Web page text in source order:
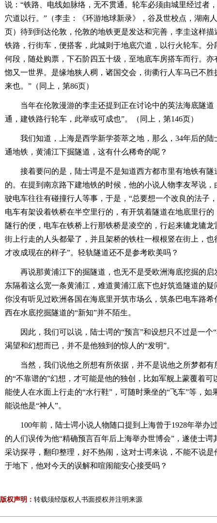
说：“铁路、电线如脉络，无不贯通。轮车必须由城里经过者
穴道以行。”（李圭：《环游地球新录》，谷及世校点，湖南
页）待到到达伦敦，伦敦的地铁更是发达和完善，李圭这样
铁路，行街车，便搭客，此城则于地底穴道，以行火轮车。
何段，随处购票，下石阶四五十级，至地底车房搭车而行。
惚又一世界。是缘地狭人稠，诸国交会，街衢行人车马已不
来也。”（同上，第86页）
当年在伦敦漫游的李圭还提到正在讨论中的英法海底隧
通，建铁路行轮车，此举或可成也”。（同上，第146页）
我们知道，上海是西学新学荟萃之地，那么，34年后的
通地铁，黄浦江下掘隧道，这有什么稀奇的呢？
接着要问的是，陆士谔是不是知道西方都市里有地铁有隧
的。在提到南京路下建地铁的时候，他的小说人物李友琴说
驶电车往往有碰撞行人等事，于是，“总要想一个改良的法子
电车有架设着铁桥在半空里行的，有开筑着隧道在地底里行
隧行的便，电车在铁桥上行那铁桥是凌空的，行起来辘龙辘
街上行走的人头都晕了，并且架桥的铁柱一根根竖在街上，
才改成现在的样子”。轻轨隧道还不是参考欧美吗？
再说那黄浦江下的掘隧道，也无不是受欧洲海底挖掘的
东隔着这么宽一条黄浦江，难道黄浦江底下也好筑造隧道的
你没有听见过欧洲各国在海底里开筑市场么，筑条巴电车路
西在水底挖掘隧道的“新知”并不陌生。
因此，我们可以说，陆士谔的“预言”和设想只不过是一个
渴望和幻想而已，并不是他独到的惊人的“发明”。
当然，我们说他之所想有所依据，并不是说他之所梦都
的“不靠谱的”幻想，才可能是他的独创，比如军舰上蒙覆着可
能使人在水面上行走的“水行鞋”，可随时乘坐的“飞车”等，如
能说他是“神人”。
100年前，陆士谔小说人物随口提到上海曾于1928年举办
的人们误传为他“精确预言百年后上海举办世博会”，遂使士
采访探寻，翻印整理，好不热闹，这对士谔来说，不能不说
于地下，他对今天的误解和喧闹能安心接受吗？
版权声明： 转载须经版权人书面授权并注明来源